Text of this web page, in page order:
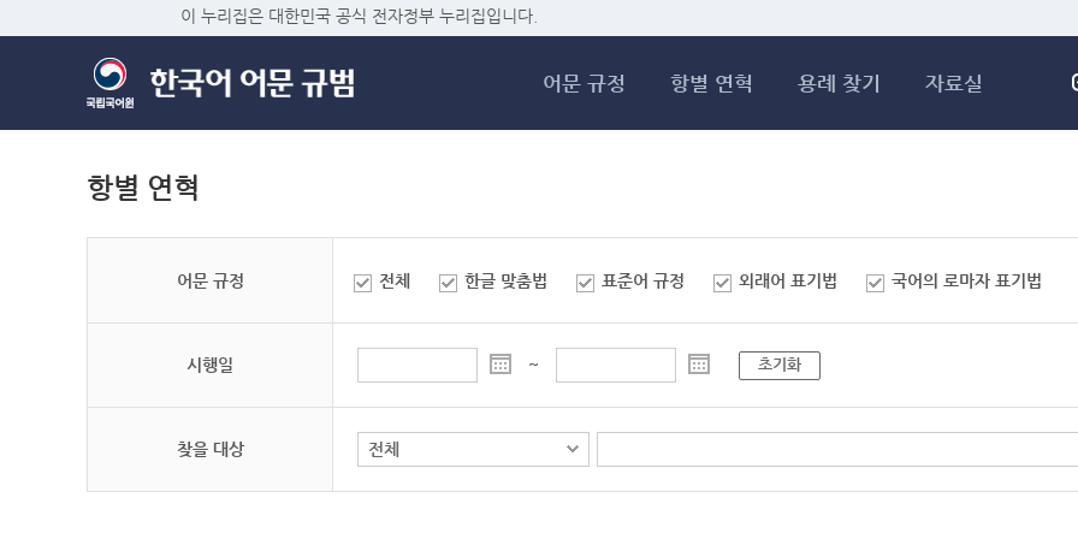
이 누리집은 대한민국 공식 전자정부 누리집입니다.
어문 규정 항별 연혁 용례 찾기 자료실
항별 연혁
어문 규정 전체 한글 맞춤법 표준어 규정 외래어 표기법 국어의 로마자 표기법
시행일 ~ 초기화
찾을 대상